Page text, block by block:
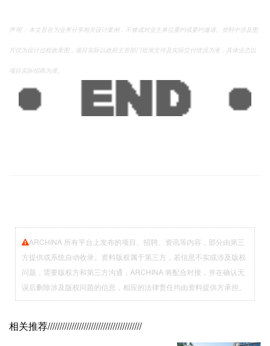
声明： 本文旨在为业界分享相关设计案例，不够成对业主单位要约或要约邀请。资料中涉及图
片仅为设计过程效果图，项目实际以政府主管部门批准文件及实际交付情况为准，具体业态以
项目实际招商为准。
ARCHINA 所有平台上发布的项目、招聘、资讯等内容，部分由第三
方提供或系统自动收录。资料版权属于第三方，若信息不实或涉及版权
问题，需要版权方和第三方沟通，ARCHINA 将配合对接，并在确认无
误后删除涉及版权问题的信息，相应的法律责任均由资料提供方承担。
相关推荐///////////////////////////////////////